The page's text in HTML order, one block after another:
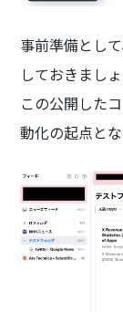
事前準備とし
しておきましょ
この公開した
動化の起点とな